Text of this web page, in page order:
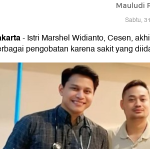
Mauludi
Sabtu,
- Istri Marshel Widianto, Cesen,
pengobatan karena sakit yang